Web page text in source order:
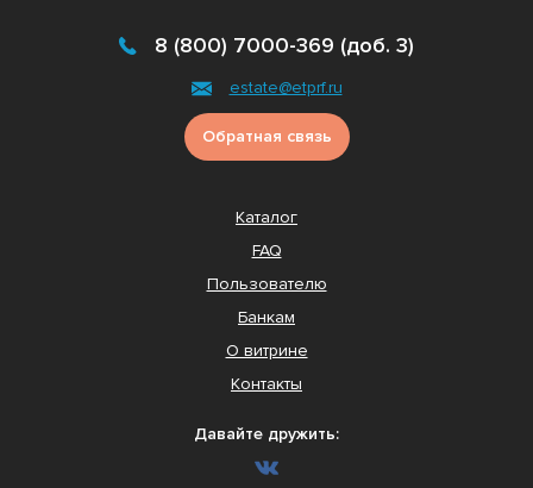
8 (800) 7000-369 (доб. 3)
estate@etprf.ru
Обратная связь
Каталог
FAQ
Пользователю
Банкам
О витрине
Контакты
Давайте дружить: